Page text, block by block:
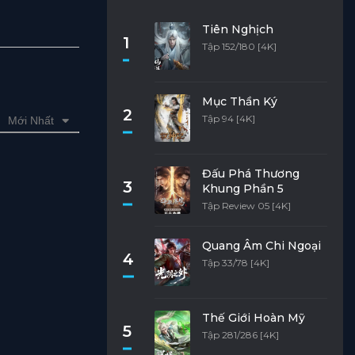
Mới Nhất
1
Tiên Nghịch
Tập 152/180 [4K]
2
Mục Thần Ký
Tập 94 [4K]
3
Đấu Phá Thương
Khung Phần 5
Tập Review 05 [4K]
4
Quang Âm Chi Ngoại
Tập 33/78 [4K]
5
Thế Giới Hoàn Mỹ
Tập 281/286 [4K]